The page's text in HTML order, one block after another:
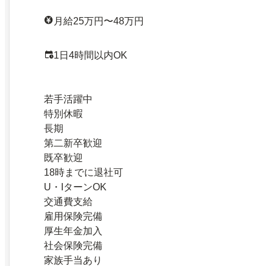
月給25万円〜48万円
1日4時間以内OK
若手活躍中
特別休暇
長期
第二新卒歓迎
既卒歓迎
18時までに退社可
U・IターンOK
交通費支給
雇用保険完備
厚生年金加入
社会保険完備
家族手当あり